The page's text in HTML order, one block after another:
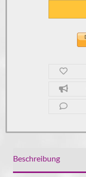
Beschreibung